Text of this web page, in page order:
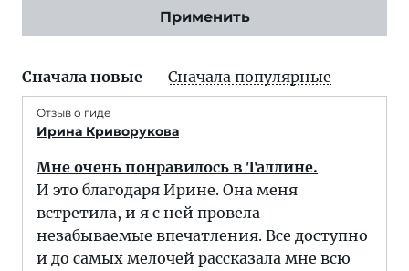
Применить
Сначала новые Сначала популярные
Отзыв о гиде
Ирина Криворукова
Мне очень понравилось в Таллине.
И это благодаря Ирине. Она меня
встретила, и я с ней провела
незабываемые впечатления. Все доступно
и до самых мелочей рассказала мне всю